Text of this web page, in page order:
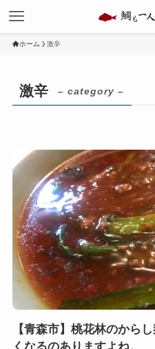
ホーム 激辛
激辛 – category –
【青森市】桃花林のから